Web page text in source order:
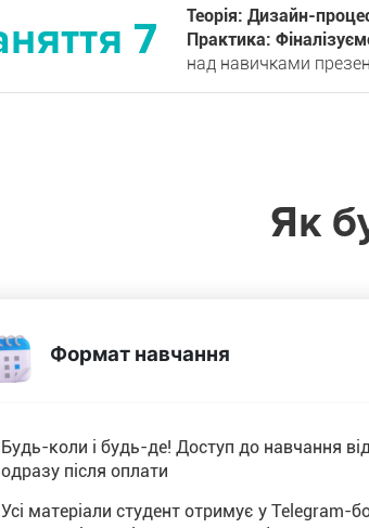
Теорія: Дизайн-
Практика:
над навичками
Як
Формат навчання
Будь-коли і будь-де! Доступ до навчання
одразу після оплати
Усі матеріали студент отримує у Telegram-